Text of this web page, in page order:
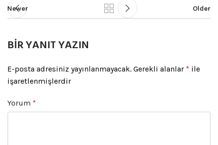
Newer Older
BIR YANIT YAZIN
E-posta adresiniz yayınlanmayacak. Gerekli alanlar * ile
işaretlenmişlerdir
Yorum *